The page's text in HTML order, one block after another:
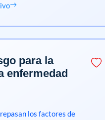
para la
enfermedad
los factores de